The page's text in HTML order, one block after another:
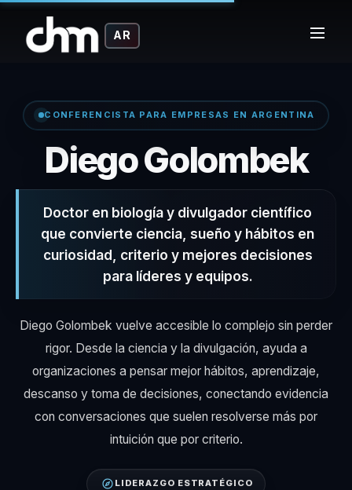
AR
CONFERENCISTA PARA EMPRESAS EN ARGENTINA
Diego Golombek–
Doctor en biología y divulgador científico
que convierte ciencia, sueño y hábitos en
curiosidad, criterio y mejores decisiones
para líderes y equipos.
Diego Golombek vuelve accesible lo complejo sin perder
rigor. Desde la ciencia y la divulgación, ayuda a
organizaciones a pensar mejor hábitos, aprendizaje,
descanso y toma de decisiones, conectando evidencia
con conversaciones que suelen resolverse más por
intuición que por criterio.
LIDERAZGO ESTRATÉGICO